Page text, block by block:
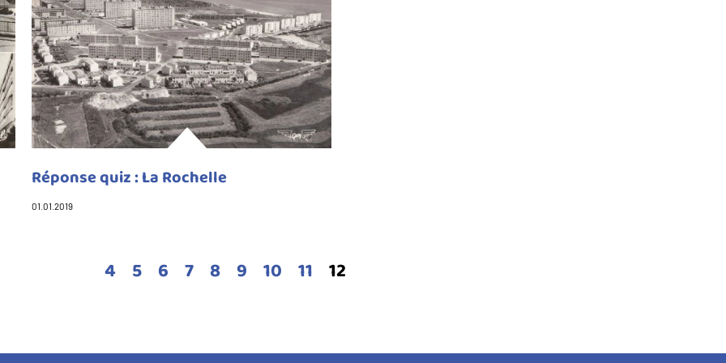
Réponse quiz : La Rochelle
01.01.2019
Page
4 Page
5 Page
6 Page
7 Page
8 Page
9 Page
10 Page
11 Page
12